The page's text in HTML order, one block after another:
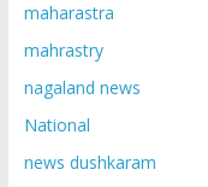
maharastra
mahrastry
nagaland news
National
news dushkaram